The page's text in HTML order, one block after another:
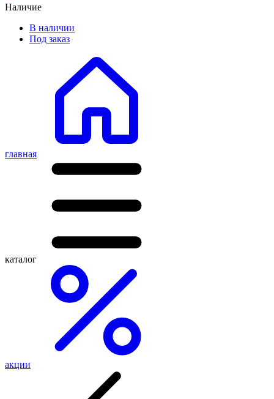
Наличие
В наличии
Под заказ
главная
каталог
акции